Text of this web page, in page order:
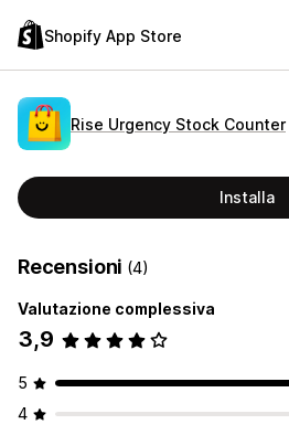
Shopify App Store
Rise Urgency Stock Counter
Installa
Recensioni (4)
Valutazione complessiva
3,9
5
4